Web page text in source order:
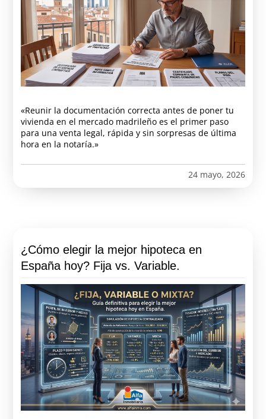
«Reunir la documentación correcta antes de poner tu
vivienda en el mercado madrileño es el primer paso
para una venta legal, rápida y sin sorpresas de última
hora en la notaría.»
24 mayo, 2026
¿Cómo elegir la mejor hipoteca en
España hoy? Fija vs. Variable.